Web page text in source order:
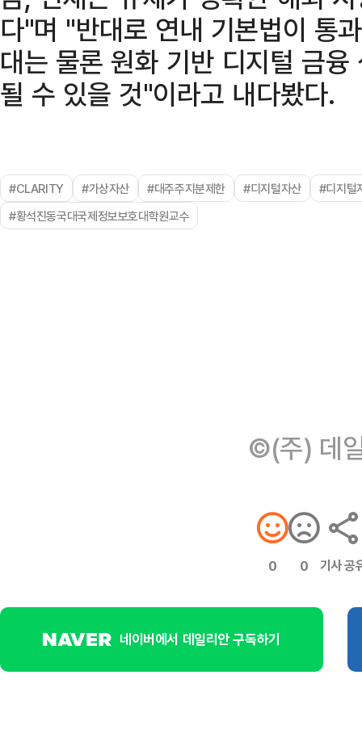
다"며 "반대로 연내 기본법이 통
대는 물론 원화 기반 디지털 금
될 수 있을 것"이라고 내다봤다.
#CLARITY #가상자산 #대주주지분제한 #디지털자산
#디지털
#황석진동국대국제정보보호대학원교수
©(주) 데
0 0 기사 공
네이버에서 데일리안 구독하기